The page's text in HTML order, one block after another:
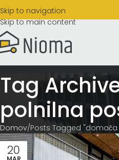
Skip to navigation
Skip to main content
Tag
polnilna
Domov Posts Tagged
20